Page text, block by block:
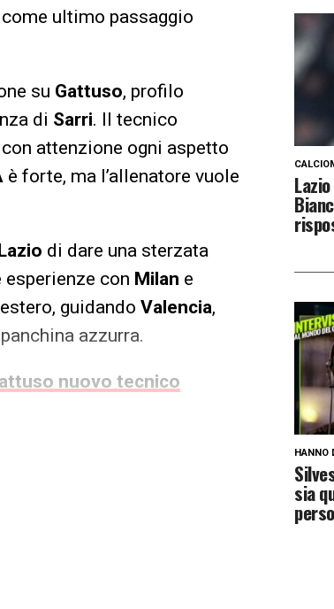
ultimo passaggio
su Gattuso, profilo
di Sarri. Il tecnico
attenzione ogni aspetto
è forte, ma l’allenatore vuole
di dare una sterzata
con Milan e
guidando Valencia,
azzurra.
nuovo tecnico
HANNO
sia